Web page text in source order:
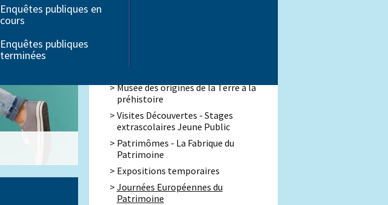
Associations
Enquêtes publiques en
cours
Enquêtes publiques
terminées
Musée des origines de la Terre à la
préhistoire
Visites Découvertes - Stages
extrascolaires Jeune Public
Patrimômes - La Fabrique du
Patrimoine
Expositions temporaires
Journées Européennes du
Patrimoine